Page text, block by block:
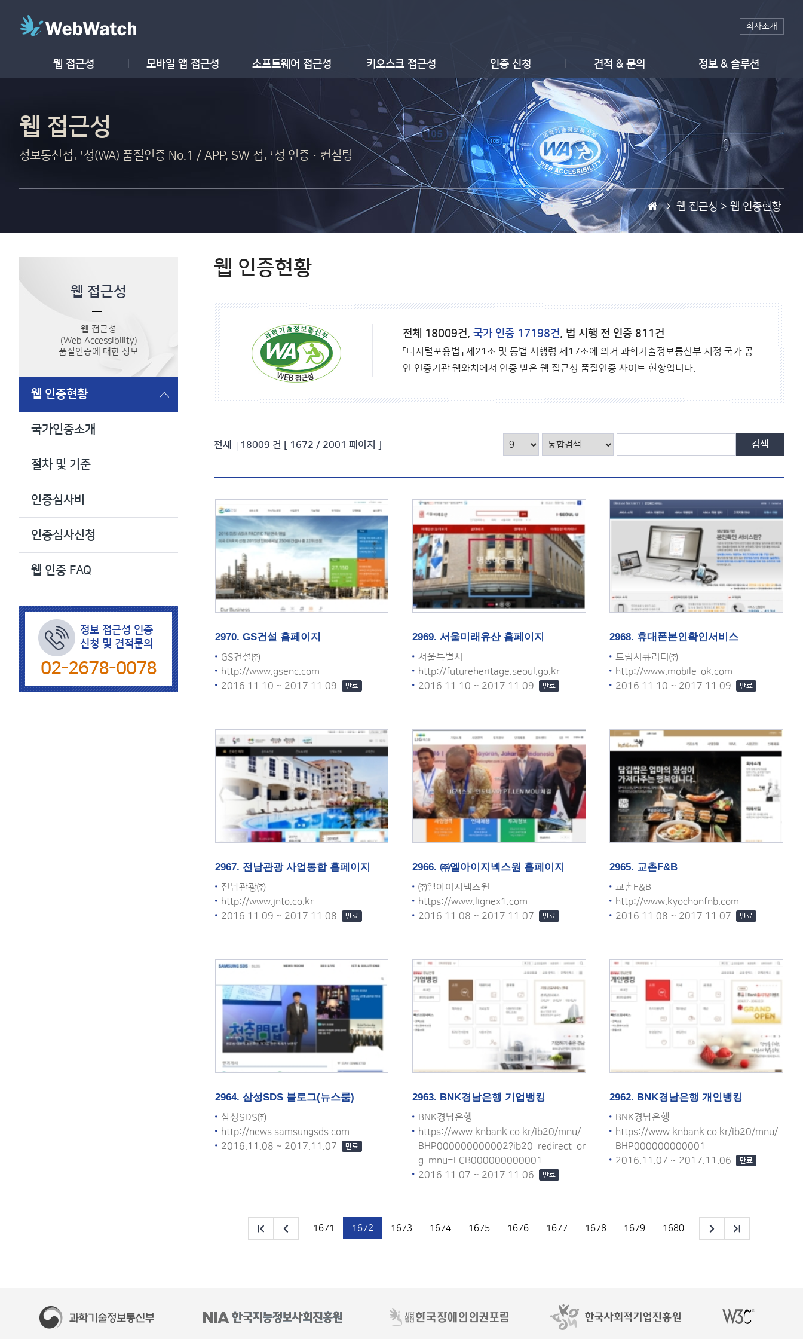
회사소개
웹 접근성 모바일 앱 접근성 소프트웨어 접근성 키오스크 접근성 인증 신청 견적 & 문의 정보 & 솔루션
웹 접근성
정보통신접근성(WA) 품질인증 No.1 / APP, SW 접근성 인증·컨설팅
홈
가
웹 접근성 > 웹 인증현황
웹 접근성
웹 접근성
(Web Accessibility)
품질인증에 대한 정보
웹 인증현황
국가인증소개
절차 및 기준
인증심사비
인증심사신청
웹 인증 FAQ
정보 접근성 인증
신청 및 견적문의
02-2678-0078
웹 인증현황
전체 18009건, 국가 인증 17198건, 법 시행 전 인증 811건
「디지털포용법」 제21조 및 동법 시행령 제17조에 의거 과학기술정보통신부 지정 국가 공
인 인증기관 웹와치에서 인증 받은 웹 접근성 품질인증 사이트 현황입니다.
인
황
검
전체 18009 건 [ 1672 / 2001 페이지 ]
2970. GS건설 홈페이지
GS건설㈜
http://www.gsenc.com
2016.11.10 ~ 2017.11.09
만료
2969. 서울미래유산 홈페이지
서울특별시
http://futureheritage.seoul.go.kr
2016.11.10 ~ 2017.11.09
만료
2968. 휴대폰본인확인서비스
드림시큐리티㈜
http://www.mobile-ok.com
2016.11.10 ~ 2017.11.09
만료
2967. 전남관광 사업통합 홈페이지
전남관광㈜
http://www.jnto.co.kr
2016.11.09 ~ 2017.11.08
만료
2966. ㈜엘아이지넥스원 홈페이지
㈜엘아이지넥스원
https://www.lignex1.com
2016.11.08 ~ 2017.11.07
만료
2965. 교촌F&B
교촌F&B
http://www.kyochonfnb.com
2016.11.08 ~ 2017.11.07
만료
2964. 삼성SDS 블로그(뉴스룸)
삼성SDS㈜
http://news.samsungsds.com
2016.11.08 ~ 2017.11.07
만료
2963. BNK경남은행 기업뱅킹
BNK경남은행
https://www.knbank.co.kr/ib20/mnu/
BHP000000000002?ib20_redirect_or
g_mnu=ECB000000000001
2016.11.07 ~ 2017.11.06
만료
2962. BNK경남은행 개인뱅킹
BNK경남은행
https://www.knbank.co.kr/ib20/mnu/
BHP000000000001
2016.11.07 ~ 2017.11.06
만료
1671 1672 1673 1674 1675 1676 1677 1678 1679 1680